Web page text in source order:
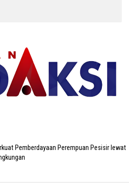
Pemberdayaan Perempuan Pesisir lewat